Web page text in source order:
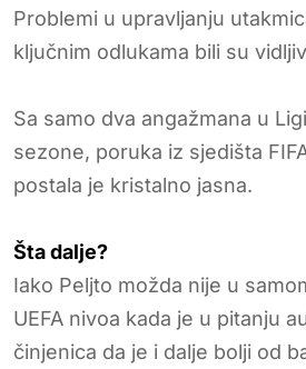
Problemi u upravljanju
ključnim odlukama bili su
Sa samo dva angažmana u
sezone, poruka iz sjedišta
postala je kristalno jasna.
Šta dalje?
Iako Peljto možda nije u
UEFA nivoa kada je u pitanju
činjenica da je i dalje bolji od